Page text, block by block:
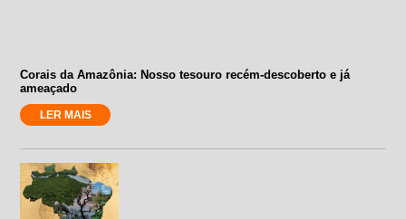
Corais da Amazônia: Nosso tesouro recém-descoberto e já
ameaçado
LER MAIS